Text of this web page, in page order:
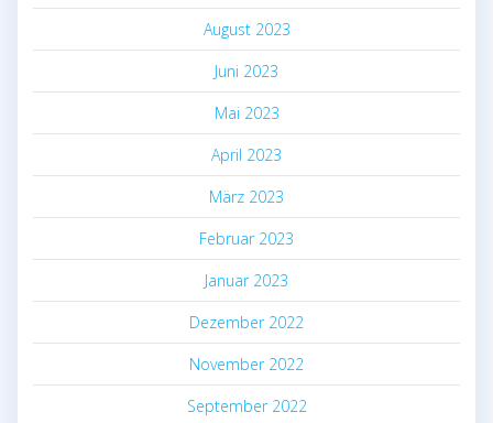
August 2023
Juni 2023
Mai 2023
April 2023
März 2023
Februar 2023
Januar 2023
Dezember 2022
November 2022
September 2022